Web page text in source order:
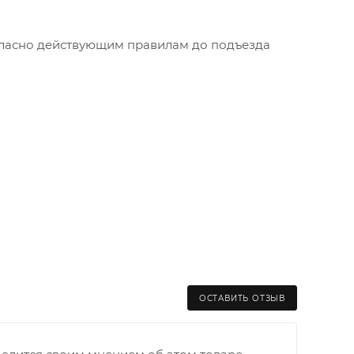
действующим правилам до подъезда
ОСТАВИТЬ ОТЗЫВ